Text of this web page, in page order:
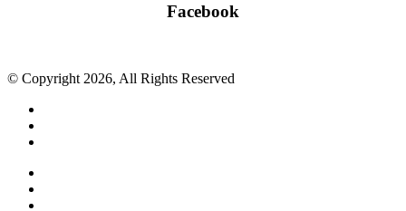
Facebook
© Copyright 2026, All Rights Reserved
Facebook
Twitter
WhatsApp
Telegram
Close